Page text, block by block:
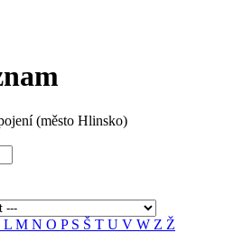
(město Hlinsko)
L M N O P S Š T U V W Z Ž